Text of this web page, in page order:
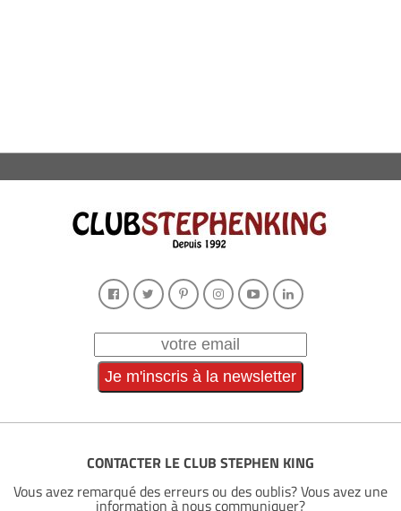
CONTACTER LE CLUB STEPHEN KING
Vous avez remarqué des erreurs ou des oublis? Vous avez une
information à nous communiquer?